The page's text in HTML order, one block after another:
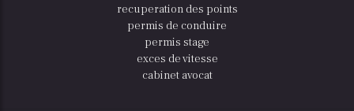
recuperation des points
permis de conduire
permis stage
exces de vitesse
cabinet avocat